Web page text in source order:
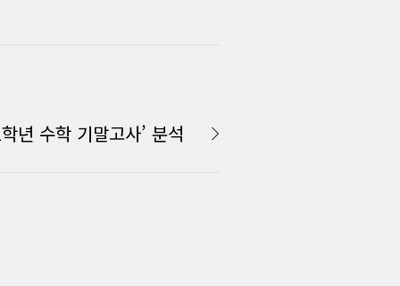
년 수학 기말고사’ 분석